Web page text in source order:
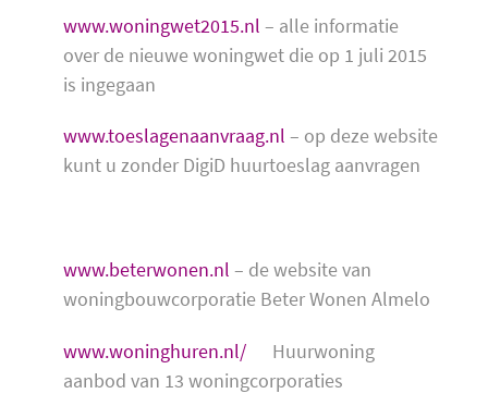
www.woningwet2015.nl – alle informatie
over de nieuwe woningwet die op 1 juli 2015
is ingegaan
www.toeslagenaanvraag.nl – op deze website
kunt u zonder DigiD huurtoeslag aanvragen
www.beterwonen.nl – de website van
woningbouwcorporatie Beter Wonen Almelo
www.woninghuren.nl/ Huurwoning
aanbod van 13 woningcorporaties